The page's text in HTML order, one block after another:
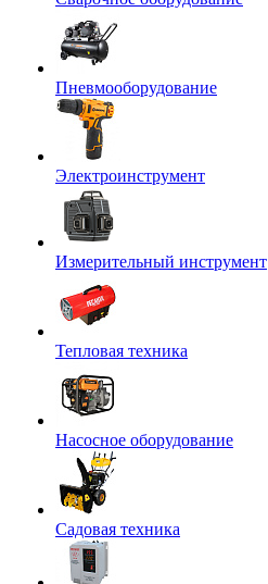
Пневмооборудование
Электроинструмент
Измерительный инструмент
Тепловая техника
Насосное оборудование
Садовая техника